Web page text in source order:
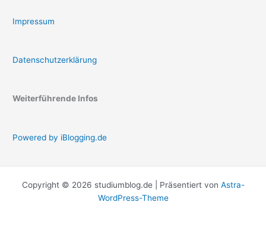
Impressum
Datenschutzerklärung
Weiterführende Infos
Powered by iBlogging.de
Copyright © 2026 studiumblog.de | Präsentiert von Astra-
WordPress-Theme